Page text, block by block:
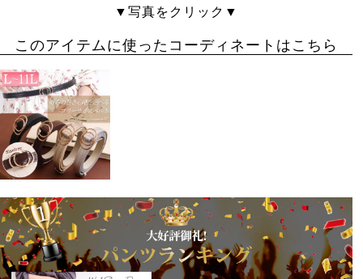
2024/04/17
これとてもいいです！！細見えします！動きやすいで
す！最近は太めのパンツが流行っていますが、私はスキ
ニー大好きなのでめっちゃ使えます！買って良かった！
かおり
5
購入者
30代 女性
投稿日
2024/02/22
サイズ表を見て4Lを買いました。ウエストだけ少し余裕
がありましたが普通に履けそうです。サイズ表通りか
▼写真をクリック▼
このアイテムに使ったコーディネートはこちら